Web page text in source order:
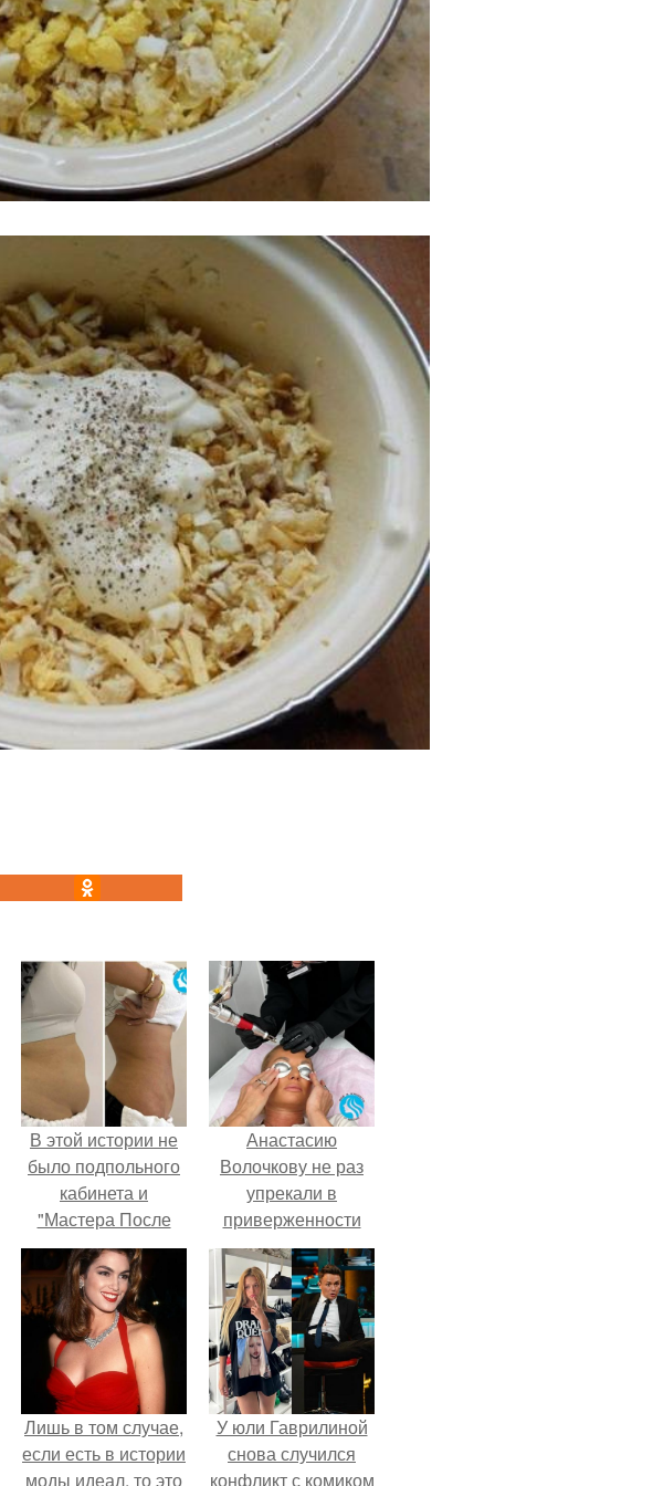
В этой истории не
было подпольного
кабинета и
"Мастера После
Двухнедельных
Курсов".
Анастасию
Волочкову не раз
упрекали в
приверженности
устаревшим бьюти -
процедурам.
Лишь в том случае,
если есть в истории
моды идеал, то это
У юли Гаврилиной
снова случился
конфликт с комиком